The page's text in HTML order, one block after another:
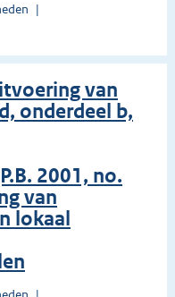
van
onderdeel b,
2001, no.
van
lokaal